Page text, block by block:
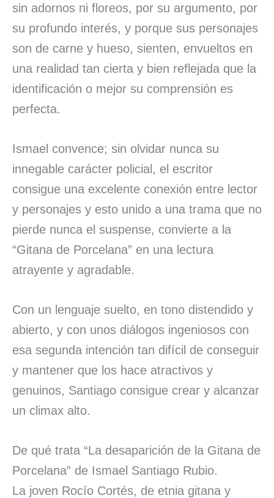
sin adornos ni floreos, por su argumento, por
su profundo interés, y porque sus personajes
son de carne y hueso, sienten, envueltos en
una realidad tan cierta y bien reflejada que la
identificación o mejor su comprensión es
perfecta.
Ismael convence; sin olvidar nunca su
innegable carácter policial, el escritor
consigue una excelente conexión entre lector
y personajes y esto unido a una trama que no
pierde nunca el suspense, convierte a la
“Gitana de Porcelana” en una lectura
atrayente y agradable.
Con un lenguaje suelto, en tono distendido y
abierto, y con unos diálogos ingeniosos con
esa segunda intención tan difícil de conseguir
y mantener que los hace atractivos y
genuinos, Santiago consigue crear y alcanzar
un climax alto.
De qué trata “La desaparición de la Gitana de
Porcelana” de Ismael Santiago Rubio.
La joven Rocío Cortés, de etnia gitana y